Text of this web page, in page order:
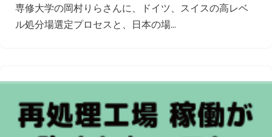
専修大学の岡村りらさんに、ドイツ、スイスの高レベ
ル処分場選定プロセスと、日本の場…